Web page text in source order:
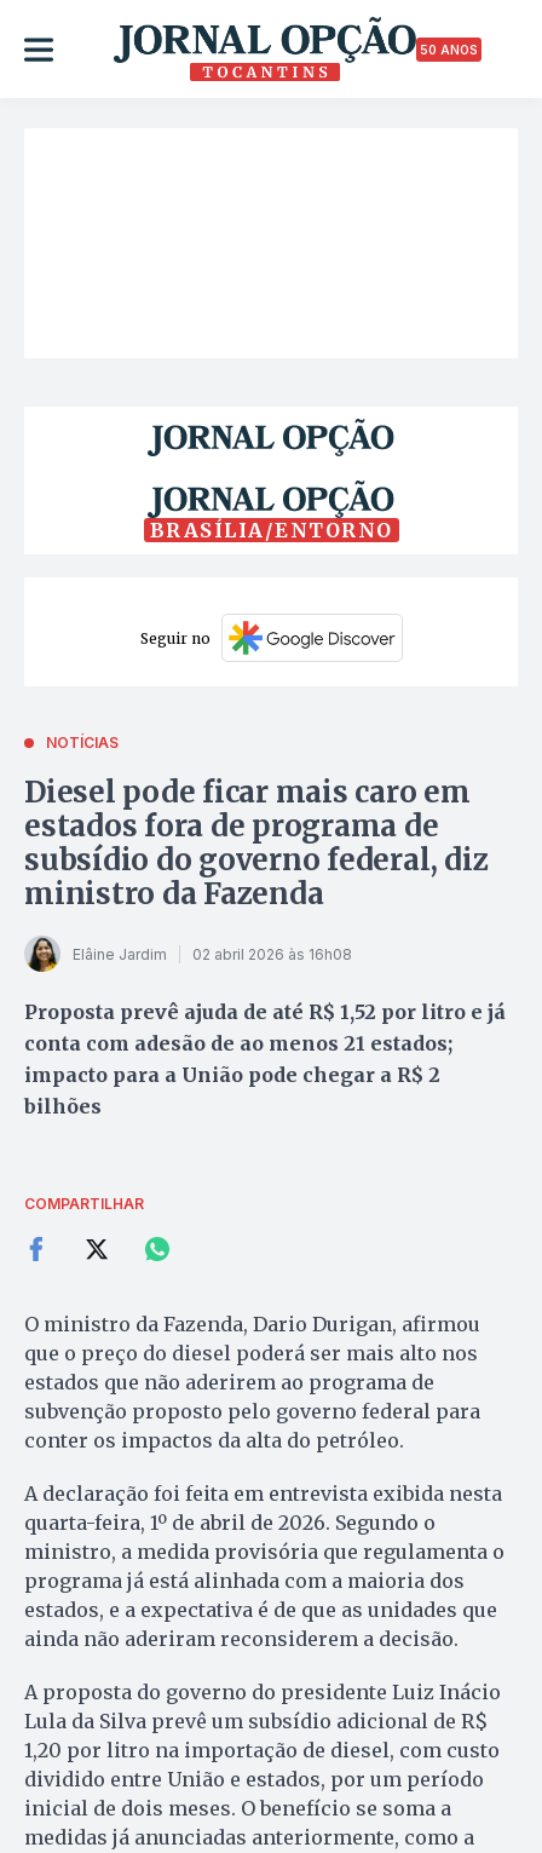
50 ANOS
BRASÍLIA/ENTORNO
Seguir no
NOTÍCIAS
Diesel pode ficar mais caro em
estados fora de programa de
subsídio do governo federal, diz
ministro da Fazenda
Elâine Jardim 02 abril 2026 às 16h08
Proposta prevê ajuda de até R$ 1,52 por litro e já
conta com adesão de ao menos 21 estados;
impacto para a União pode chegar a R$ 2
bilhões
COMPARTILHAR
O ministro da Fazenda, Dario Durigan, afirmou
que o preço do diesel poderá ser mais alto nos
estados que não aderirem ao programa de
subvenção proposto pelo governo federal para
conter os impactos da alta do petróleo.
A declaração foi feita em entrevista exibida nesta
quarta-feira, 1º de abril de 2026. Segundo o
ministro, a medida provisória que regulamenta o
programa já está alinhada com a maioria dos
estados, e a expectativa é de que as unidades que
ainda não aderiram reconsiderem a decisão.
A proposta do governo do presidente Luiz Inácio
Lula da Silva prevê um subsídio adicional de R$
1,20 por litro na importação de diesel, com custo
dividido entre União e estados, por um período
inicial de dois meses. O benefício se soma a
medidas já anunciadas anteriormente, como a